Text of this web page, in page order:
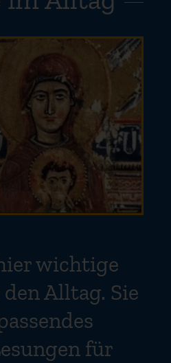
wichtige
Alltag. Sie
für